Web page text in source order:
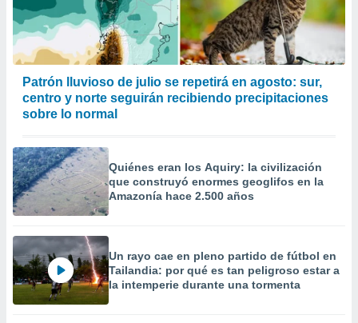
Patrón lluvioso de julio se repetirá en agosto: sur,
centro y norte seguirán recibiendo precipitaciones
sobre lo normal
Quiénes eran los Aquiry: la civilización
que construyó enormes geoglifos en la
Amazonía hace 2.500 años
Un rayo cae en pleno partido de fútbol en
Tailandia: por qué es tan peligroso estar a
la intemperie durante una tormenta